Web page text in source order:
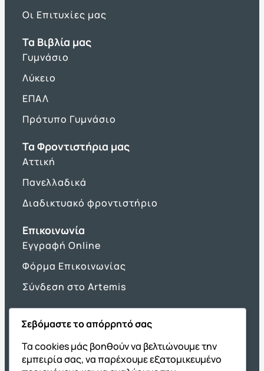
Οι Επιτυχίες μας
Τα Βιβλία μας
Γυμνάσιο
Λύκειο
ΕΠΑΛ
Πρότυπο Γυμνάσιο
Τα Φροντιστήρια μας
Αττική
Πανελλαδικά
Διαδικτυακό φροντιστήριο
Επικοινωνία
Εγγραφή Online
Φόρμα Επικοινωνίας
Σύνδεση στο Artemis
Όμιλος ΔΙΑΚΡΟΤΗΜΑ
ΔΙΑΚΡΟΤΗΜΑ@Home
Σεβόμαστε το απόρρητό σας
Τα cookies μάς βοηθούν να βελτιώνουμε την
εμπειρία σας, να παρέχουμε εξατομικευμένο